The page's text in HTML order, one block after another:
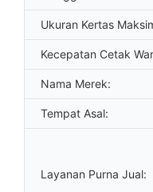
Ukuran Kertas
Kecepatan Cetak
Nama Merek:
Tempat Asal:
Layanan Purna Jual: